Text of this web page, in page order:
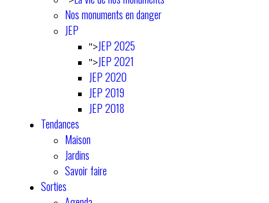
Nos monuments en danger
JEP
">JEP 2025
">JEP 2021
JEP 2020
JEP 2019
JEP 2018
Tendances
Maison
Jardins
Savoir faire
Sorties